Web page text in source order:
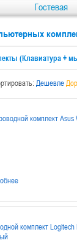
Гостевая
(Клавиатура +
Дешевле
комплект
комплект Logitech